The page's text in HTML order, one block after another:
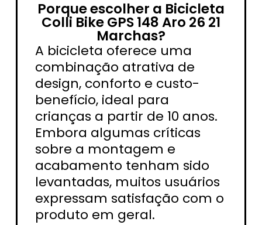
Porque escolher a Bicicleta
Colli Bike GPS 148 Aro 26 21
Marchas?
A bicicleta oferece uma
combinação atrativa de
design, conforto e custo-
benefício, ideal para
crianças a partir de 10 anos.
Embora algumas críticas
sobre a montagem e
acabamento tenham sido
levantadas, muitos usuários
expressam satisfação com o
produto em geral.